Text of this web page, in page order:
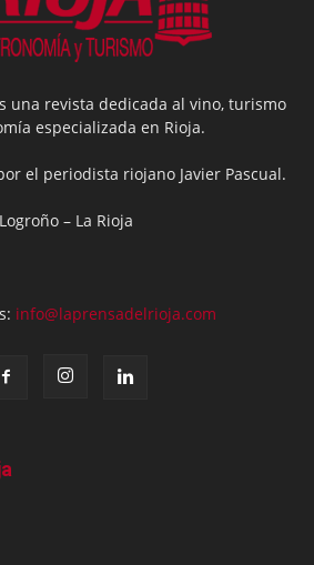
una revista dedicada al vino, turismo
especializada en Rioja.
el periodista riojano Javier Pascual.
Logroño – La Rioja
info@laprensadelrioja.com